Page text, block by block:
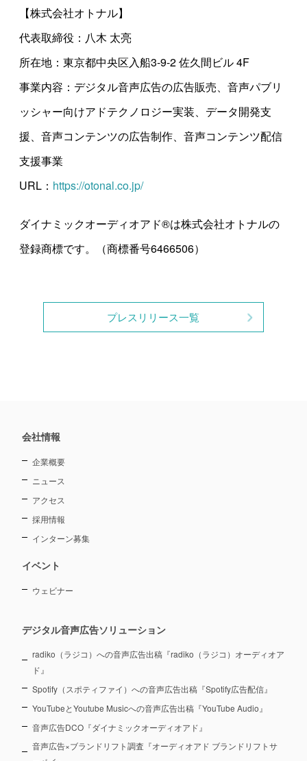
【株式会社オトナル】
代表取締役：八木 太亮
所在地：東京都中央区入船3-9-2 佐久間ビル 4F
事業内容：デジタル音声広告の広告販売、音声パブリ
ッシャー向けアドテクノロジー実装、データ開発支
援、音声コンテンツの広告制作、音声コンテンツ配信
支援事業
URL： https://otonal.co.jp/
ダイナミックオーディオアド®は株式会社オトナルの
登録商標です。（商標番号6466506）
プレスリリース一覧
会社情報
企業概要
ニュース
アクセス
採用情報
インターン募集
イベント
ウェビナー
デジタル音声広告ソリューション
radiko（ラジコ）への音声広告出稿『radiko（ラジコ）オーディオア
ド』
Spotify（スポティファイ）への音声広告出稿『Spotify広告配信』
YouTubeとYoutube Musicへの音声広告出稿『YouTube Audio』
音声広告DCO『ダイナミックオーディオアド』
音声広告×ブランドリフト調査『オーディオアド ブランドリフトサ